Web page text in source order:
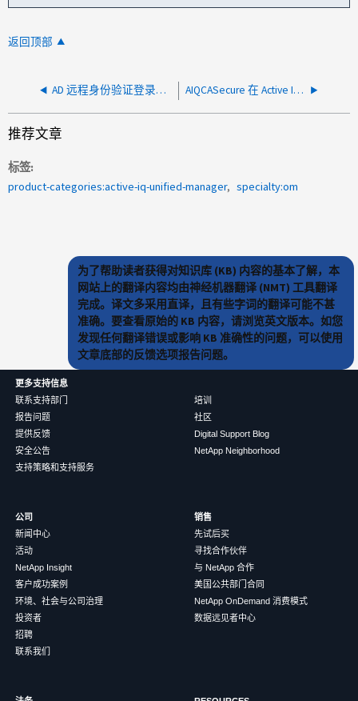
返回顶部
AD 远程身份验证登录到 AIQUM GUI 需要很长时间 AIQCASecure 在 Active IQ Unified Manager 服务器中的工作原理
推荐文章
标签
product-categories:active-iq-unified-manager
specialty:om
为了帮助读者获得对知识库 (KB) 内容的基本了解，本
网站上的翻译内容均由神经机器翻译 (NMT) 工具翻译
完成。译文多采用直译，且有些字词的翻译可能不甚
准确。要查看原始的 KB 内容，请浏览英文版本。如您
发现任何翻译错误或影响 KB 准确性的问题，可以使用
文章底部的反馈选项报告问题。
更多支持信息
联系支持部门
报告问题
提供反馈
安全公告
支持策略和支持服务
培训
社区
Digital Support Blog
NetApp Neighborhood
公司
新闻中心
活动
NetApp Insight
客户成功案例
环境、社会与公司治理
投资者
招聘
联系我们
销售
先试后买
寻找合作伙伴
与 NetApp 合作
美国公共部门合同
NetApp OnDemand 消费模式
数据远见者中心